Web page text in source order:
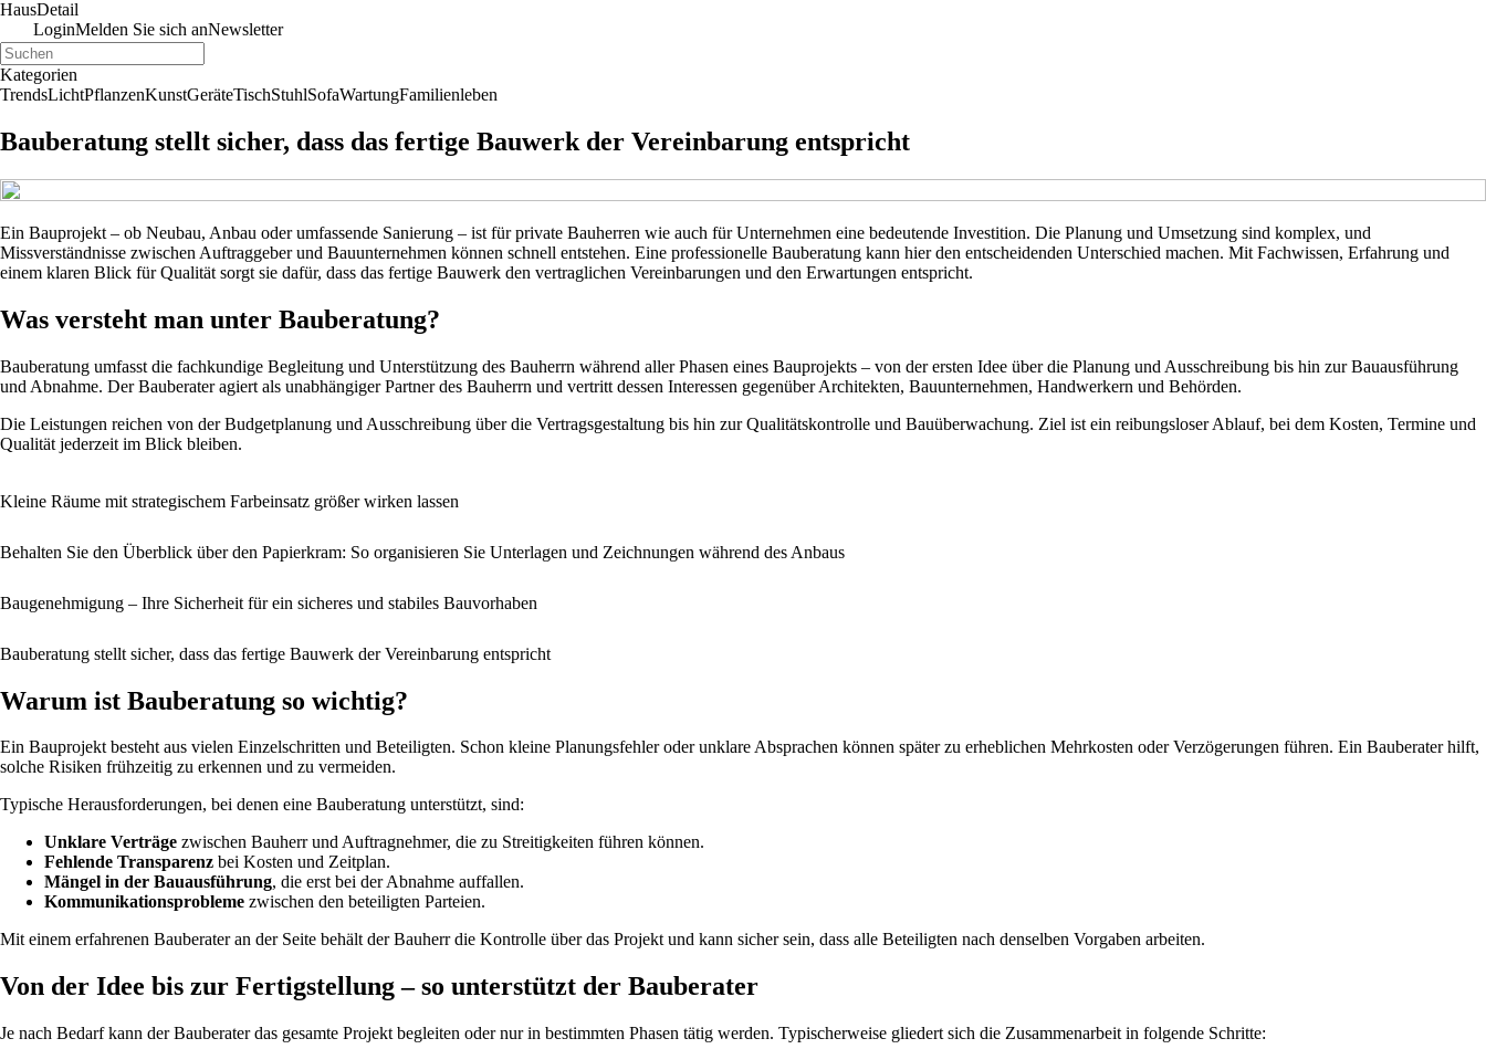
HausDetail
LoginMelden Sie sich anNewsletter
Kategorien
TrendsLichtPflanzenKunstGeräteTischStuhlSofaWartungFamilienleben
Bauberatung stellt sicher, dass das fertige Bauwerk der Vereinbarung entspricht
Ein Bauprojekt – ob Neubau, Anbau oder umfassende Sanierung – ist für private Bauherren wie auch für Unternehmen eine bedeutende Investition. Die Planung und Umsetzung sind komplex, und
Missverständnisse zwischen Auftraggeber und Bauunternehmen können schnell entstehen. Eine professionelle Bauberatung kann hier den entscheidenden Unterschied machen. Mit Fachwissen, Erfahrung und
einem klaren Blick für Qualität sorgt sie dafür, dass das fertige Bauwerk den vertraglichen Vereinbarungen und den Erwartungen entspricht.
Was versteht man unter Bauberatung?
Bauberatung umfasst die fachkundige Begleitung und Unterstützung des Bauherrn während aller Phasen eines Bauprojekts – von der ersten Idee über die Planung und Ausschreibung bis hin zur Bauausführung
und Abnahme. Der Bauberater agiert als unabhängiger Partner des Bauherrn und vertritt dessen Interessen gegenüber Architekten, Bauunternehmen, Handwerkern und Behörden.
Die Leistungen reichen von der Budgetplanung und Ausschreibung über die Vertragsgestaltung bis hin zur Qualitätskontrolle und Bauüberwachung. Ziel ist ein reibungsloser Ablauf, bei dem Kosten, Termine und
Qualität jederzeit im Blick bleiben.
Kleine Räume mit strategischem Farbeinsatz größer wirken lassen
Behalten Sie den Überblick über den Papierkram: So organisieren Sie Unterlagen und Zeichnungen während des Anbaus
Baugenehmigung – Ihre Sicherheit für ein sicheres und stabiles Bauvorhaben
Bauberatung stellt sicher, dass das fertige Bauwerk der Vereinbarung entspricht
Warum ist Bauberatung so wichtig?
Ein Bauprojekt besteht aus vielen Einzelschritten und Beteiligten. Schon kleine Planungsfehler oder unklare Absprachen können später zu erheblichen Mehrkosten oder Verzögerungen führen. Ein Bauberater hilft,
solche Risiken frühzeitig zu erkennen und zu vermeiden.
Typische Herausforderungen, bei denen eine Bauberatung unterstützt, sind:
Unklare Verträge zwischen Bauherr und Auftragnehmer, die zu Streitigkeiten führen können.
Fehlende Transparenz bei Kosten und Zeitplan.
Mängel in der Bauausführung, die erst bei der Abnahme auffallen.
Kommunikationsprobleme zwischen den beteiligten Parteien.
Mit einem erfahrenen Bauberater an der Seite behält der Bauherr die Kontrolle über das Projekt und kann sicher sein, dass alle Beteiligten nach denselben Vorgaben arbeiten.
Von der Idee bis zur Fertigstellung – so unterstützt der Bauberater
Je nach Bedarf kann der Bauberater das gesamte Projekt begleiten oder nur in bestimmten Phasen tätig werden. Typischerweise gliedert sich die Zusammenarbeit in folgende Schritte: